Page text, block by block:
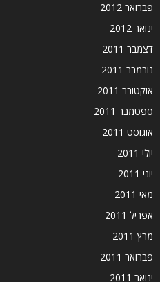
פברואר 2012
ינואר 2012
דצמבר 2011
נובמבר 2011
אוקטובר 2011
ספטמבר 2011
אוגוסט 2011
יולי 2011
יוני 2011
מאי 2011
אפריל 2011
מרץ 2011
פברואר 2011
ינואר 2011